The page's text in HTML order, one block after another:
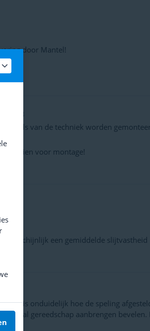
door Mantel!
regels van de techniek worden
voorzien voor montage!
Waarschijnlijk een gemiddelde slijtvastheid
Nu is onduidelijk hoe de speling
gereedschap aanbrengen bevelen.